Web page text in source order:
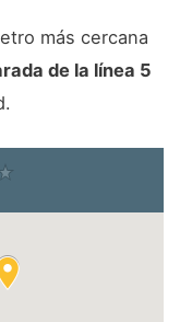
más cercana
de la línea 5